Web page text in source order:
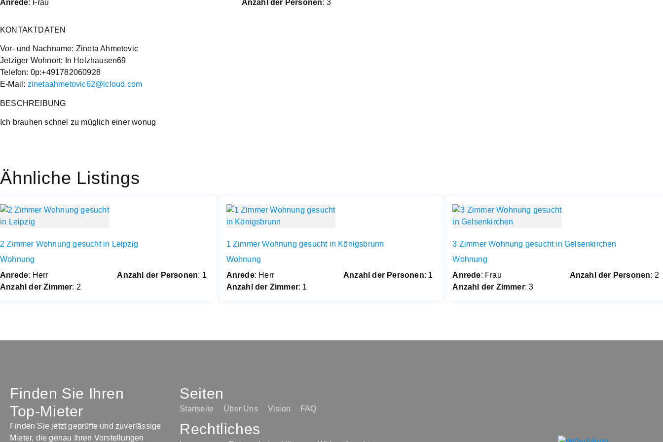
Anrede: Frau Anzahl der Personen: 3
KONTAKTDATEN
Vor- und Nachname: Zineta Ahmetovic
Jetziger Wohnort: In Holzhausen69
Telefon: 0p:+491782060928
E-Mail: zinetaahmetovic62@icloud.com
BESCHREIBUNG
Ich brauhen schnel zu müglich einer wonug
Ähnliche Listings
2 Zimmer Wohnung gesucht in Leipzig
Wohnung
Anrede: Herr Anzahl der Personen: 1
Anzahl der Zimmer: 2
1 Zimmer Wohnung gesucht in Königsbrunn
Wohnung
Anrede: Herr Anzahl der Personen: 1
Anzahl der Zimmer: 1
3 Zimmer Wohnung gesucht in Gelsenkirchen
Wohnung
Anrede: Frau Anzahl der Personen: 2
Anzahl der Zimmer: 3
Finden Sie Ihren
Top-Mieter
Finden Sie jetzt geprüfte und zuverlässige
Mieter, die genau Ihren Vorstellungen
Seiten
Startseite Über Uns Vision FAQ
Rechtliches